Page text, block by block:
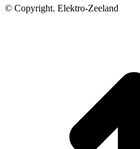
© Copyright. Elektro-Zeeland